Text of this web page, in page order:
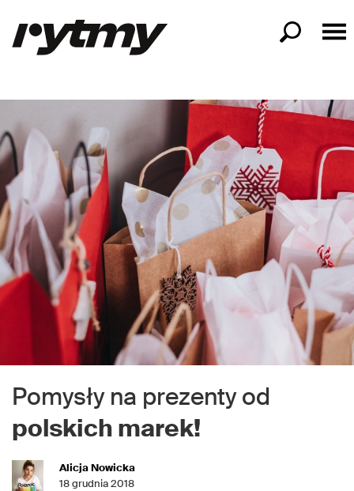
Pomysły na prezenty od
polskich marek!
Alicja Nowicka
18 grudnia 2018